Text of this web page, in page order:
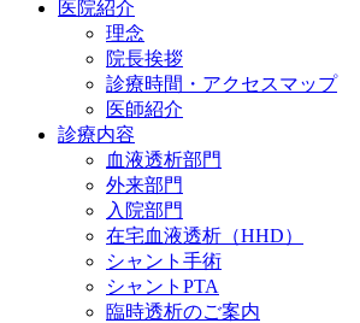
医院紹介
理念
院長挨拶
診療時間・アクセスマップ
医師紹介
診療内容
血液透析部門
外来部門
入院部門
在宅血液透析（HHD）
シャント手術
シャントPTA
臨時透析のご案内